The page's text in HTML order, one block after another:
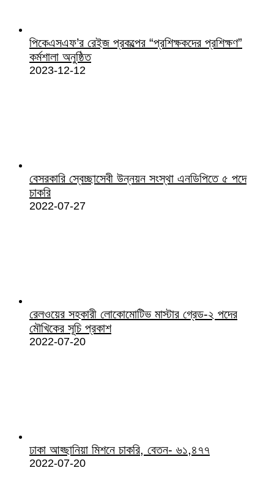
পিকেএসএফ’র রেইজ প্রকল্পের “প্রশিক্ষকদের প্রশিক্ষণ”
কর্মশালা অনুষ্ঠিত
2023-12-12
বেসরকারি স্বেচ্ছাসেবী উন্নয়ন সংস্থা এনডিপিতে ৫ পদে
চাকরি
2022-07-27
রেলওয়ের সহকারী লোকোমোটিভ মাস্টার গ্রেড-২ পদের
মৌখিকের সূচি প্রকাশ
2022-07-20
ঢাকা আহ্ছানিয়া মিশনে চাকরি, বেতন- ৬১,৪৭৭
2022-07-20